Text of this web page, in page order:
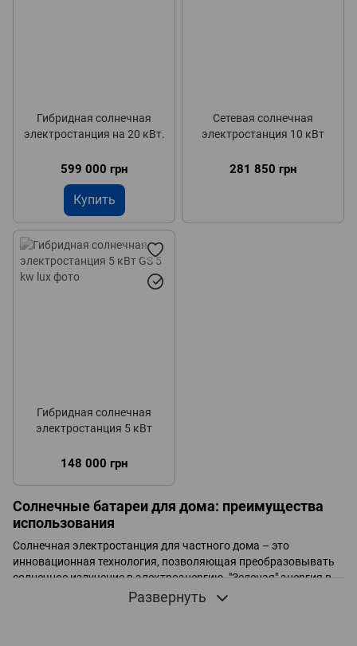
Гибридная солнечная
электростанция на 20 кВт.
599 000 грн
Купить
Сетевая солнечная
электростанция 10 кВт
281 850 грн
Гибридная солнечная
электростанция 5 кВт
148 000 грн
Солнечные батареи для дома: преимущества
использования
Солнечная электростанция для частного дома – это
инновационная технология, позволяющая преобразовывать
солнечное излучение в электроэнергию. "Зеленая" энергия в
разы сокращает использование традиционных источников,
таких как уголь и газ. Это способствует уменьшению
Развернуть